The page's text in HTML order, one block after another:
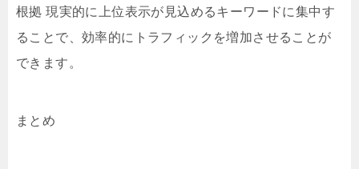
根拠 現実的に上位表示が見込めるキーワードに集中す
ることで、効率的にトラフィックを増加させることが
できます。
まとめ